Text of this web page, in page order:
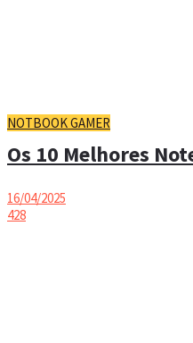
NOTBOOK GAMER
Os 10 Melhores
16/04/2025
428